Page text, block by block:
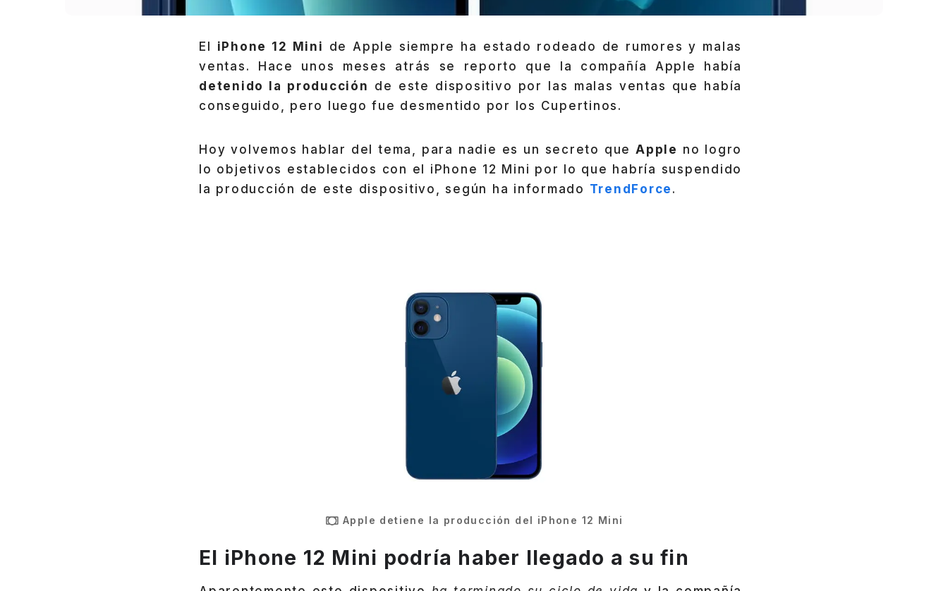
El iPhone 12 Mini de Apple siempre ha estado rodeado de rumores y malas
ventas. Hace unos meses atrás se reporto que la compañía Apple había
detenido la producción de este dispositivo por las malas ventas que había
conseguido, pero luego fue desmentido por los Cupertinos.
Hoy volvemos hablar del tema, para nadie es un secreto que Apple no logro
lo objetivos establecidos con el iPhone 12 Mini por lo que habría suspendido
la producción de este dispositivo, según ha informado TrendForce .
Apple detiene la producción del iPhone 12 Mini
El iPhone 12 Mini podría haber llegado a su fin